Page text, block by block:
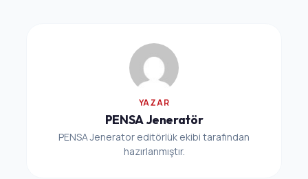
YAZAR
PENSA Jeneratör
PENSA Jenerator editörlük ekibi tarafından
hazırlanmıştır.